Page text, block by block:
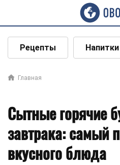
Рецепты Напитки
Главная
Сытные горячие
завтрака: самый
вкусного блюда